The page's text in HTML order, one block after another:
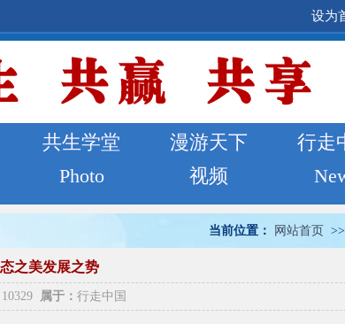
设为
共生学堂 漫游天下
行走
Photo 视频
当前位置： 网站首页 >>
之美发展之势
10329 属于： 行走中国